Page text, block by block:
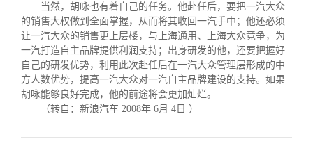
当然，胡咏也有着自己的任务。他赴任后，要把一汽大众
的销售大权做到全面掌握，从而将其收回一汽手中；他还必须
让一汽大众的销售更上层楼，与上海通用、上海大众竞争，为
一汽打造自主品牌提供利润支持；出身研发的他，还要把握好
自己的研发优势，利用此次赴任后在一汽大众管理层形成的中
方人数优势，提高一汽大众对一汽自主品牌建设的支持。如果
胡咏能够良好完成，他的前途将会更加灿烂。
（转自：新浪汽车 2008年 6月 4 日 ）